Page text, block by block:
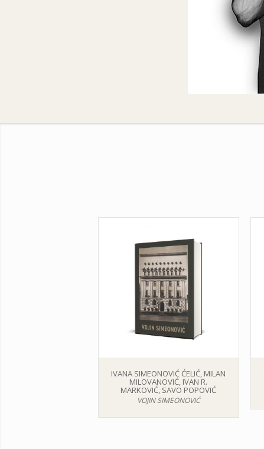
IVANA SIMEONOVIĆ ĆELIĆ, MILAN
MILOVANOVIĆ, IVAN R.
MARKOVIĆ, SAVO POPOVIĆ
VOJIN SIMEONOVIĆ